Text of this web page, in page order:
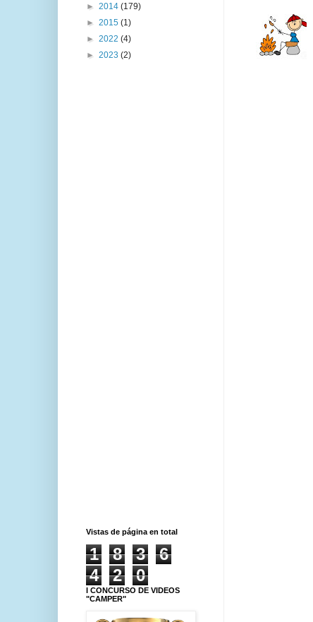
► 2014 (179)
► 2015 (1)
► 2022 (4)
► 2023 (2)
Vistas de página en total
1 8 3
6
4
2 0
I CONCURSO DE VIDEOS
"CAMPER"